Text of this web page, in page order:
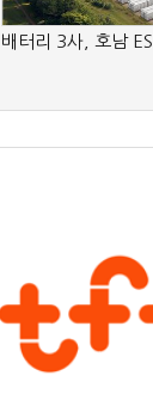
배터리 3사, 호남